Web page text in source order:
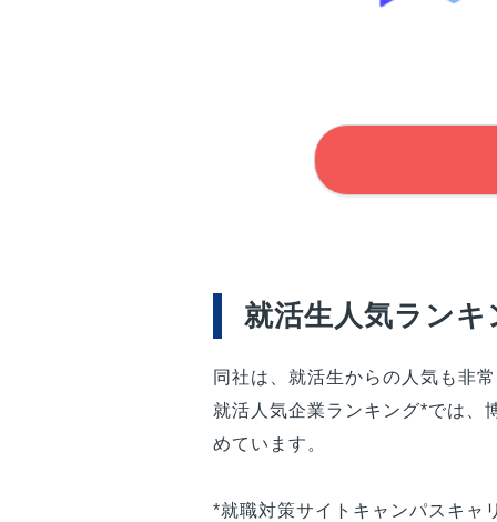
就活生人気ラン
同社は、就活生からの人気も非
就活人気企業ランキング*では、
めています。
*就職対策サイトキャンパスキ